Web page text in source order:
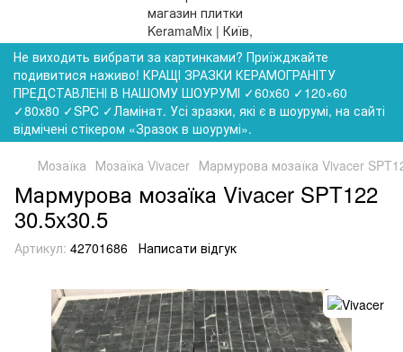
Не виходить вибрати за картинками? Приїжджайте
подивитися наживо! КРАЩІ ЗРАЗКИ КЕРАМОГРАНІТУ
ПРЕДСТАВЛЕНІ В НАШОМУ ШОУРУМІ ✓60x60 ✓120×60
✓80x80 ✓SPC ✓Ламінат. Усі зразки, які є в шоурумі, на сайті
відмічені стікером «Зразок в шоурумі».
Мозаїка Мозаїка Vivacer Мармурова мозаїка Vivacer
Мармурова мозаїка Vivacer SPT122
30.5x30.5
Артикул: 42701686 Написати відгук